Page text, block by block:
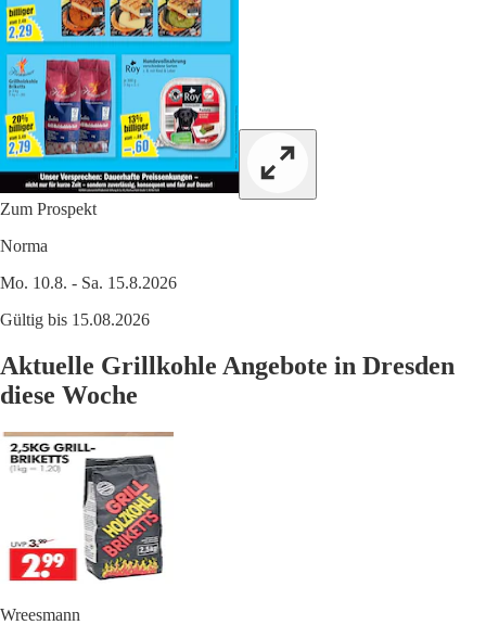
Zum Prospekt
Norma
Mo. 10.8. - Sa. 15.8.2026
Gültig bis 15.08.2026
Aktuelle Grillkohle Angebote in Dresden
diese Woche
Wreesmann